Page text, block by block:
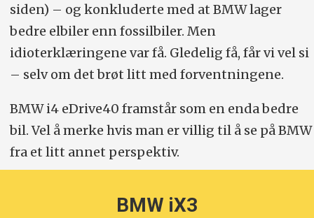
siden) – og konkluderte med at BMW lager
bedre elbiler enn fossilbiler. Men
idioterklæringene var få. Gledelig få, får vi vel si
– selv om det brøt litt med forventningene.
BMW i4 eDrive40 framstår som en enda bedre
bil. Vel å merke hvis man er villig til å se på BMW
fra et litt annet perspektiv.
BMW iX3